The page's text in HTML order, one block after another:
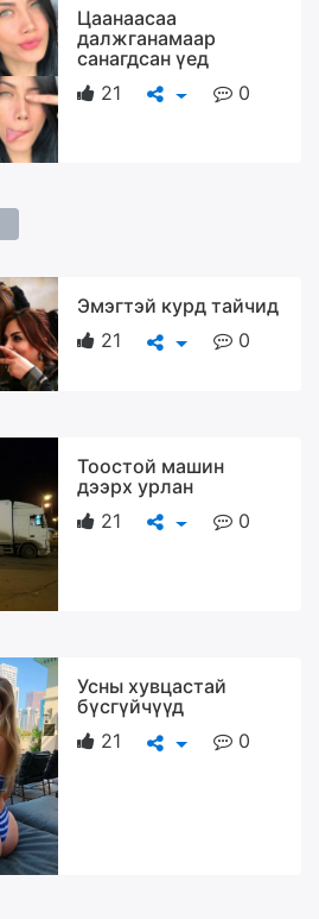
Цаанаасаа
далжганамаар
санагдсан үед
21
0
Эмэгтэй курд тайчид
21
0
Тоостой машин
дээрх урлан
21
0
Усны хувцастай
бүсгүйчүүд
21
0